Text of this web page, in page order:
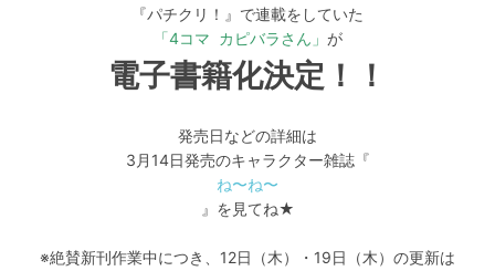
『パチクリ！』で連載をしていた
「4コマ カピバラさん」 が
電子書籍化決定！！
発売日などの詳細は
3月14日発売のキャラクター雑誌『
ね〜ね〜
』を見てね★
※絶賛新刊作業中につき、12日（木）・19日（木）の更新は